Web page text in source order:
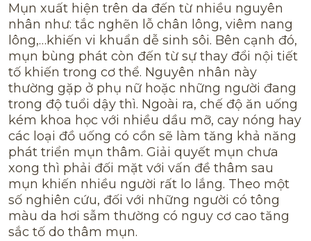
Mụn xuất hiện trên da đến từ nhiều nguyên
nhân như: tắc nghẽn lỗ chân lông, viêm nang
lông,…khiến vi khuẩn dễ sinh sôi. Bên cạnh đó,
mụn bùng phát còn đến từ sự thay đổi nội tiết
tố khiến trong cơ thể. Nguyên nhân này
thường gặp ở phụ nữ hoặc những người đang
trong độ tuổi dậy thì. Ngoài ra, chế độ ăn uống
kém khoa học với nhiều dầu mỡ, cay nóng hay
các loại đồ uống có cồn sẽ làm tăng khả năng
phát triển mụn thâm. Giải quyết mụn chưa
xong thì phải đối mặt với vấn đề thâm sau
mụn khiến nhiều người rất lo lắng. Theo một
số nghiên cứu, đối với những người có tông
màu da hơi sẫm thường có nguy cơ cao tăng
sắc tố do thâm mụn.